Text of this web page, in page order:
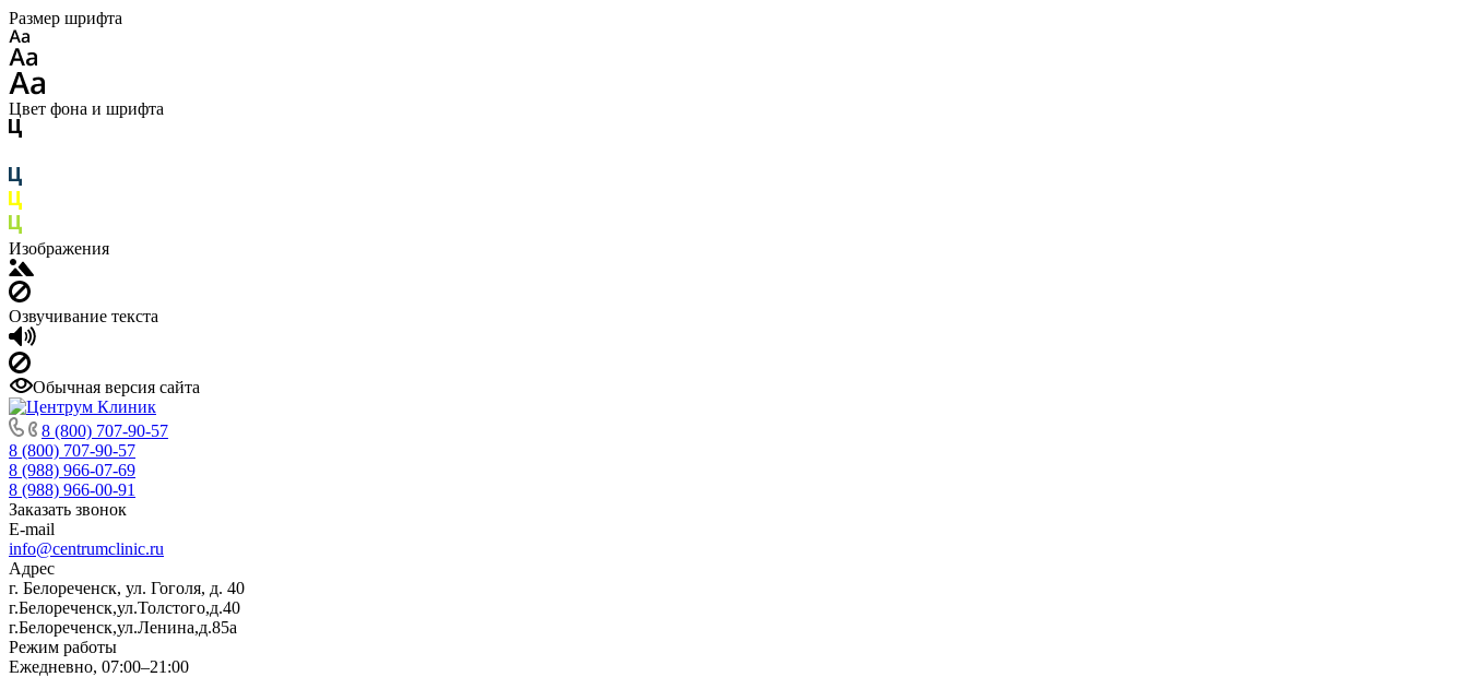
Размер шрифта
Цвет фона и шрифта
Изображения
Озвучивание текста
Обычная версия сайта
8 (800) 707-90-57
8 (800) 707-90-57
8 (988) 966-07-69
8 (988) 966-00-91
Заказать звонок
E-mail
info@centrumclinic.ru
Адрес
г. Белореченск, ул. Гоголя, д. 40
г.Белореченск,ул.Толстого,д.40
г.Белореченск,ул.Ленина,д.85а
Режим работы
Ежедневно, 07:00–21:00